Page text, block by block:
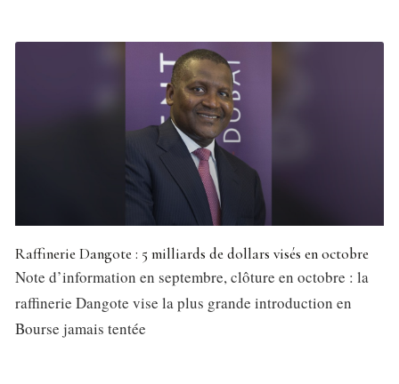
Raffinerie Dangote : 5 milliards de dollars visés en octobre
Note d’information en septembre, clôture en octobre : la
raffinerie Dangote vise la plus grande introduction en
Bourse jamais tentée